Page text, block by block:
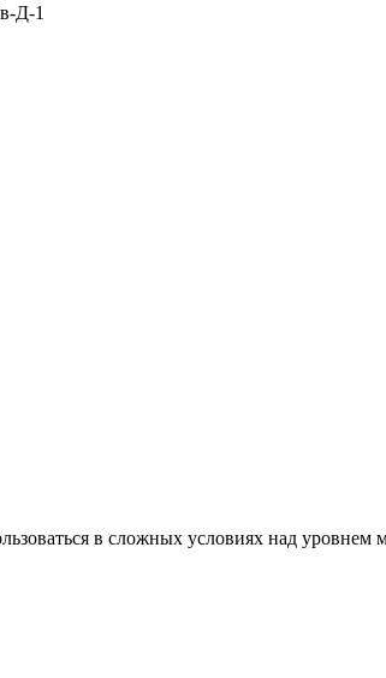
Д-1
в сложных условиях над